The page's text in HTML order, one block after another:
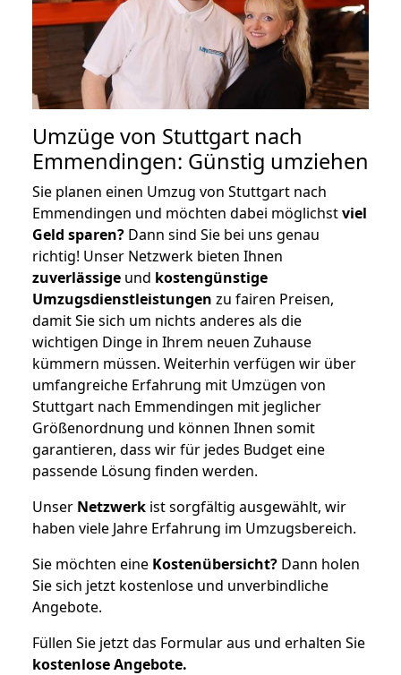
Umzüge von Stuttgart nach
Emmendingen: Günstig umziehen
Sie planen einen Umzug von Stuttgart nach
Emmendingen und möchten dabei möglichstviel
Geld sparen? Dann sind Sie bei uns genau
richtig! Unser Netzwerk bieten Ihnen
zuverlässige und kostengünstige
Umzugsdienstleistungen zu fairen Preisen,
damit Sie sich um nichts anderes als die
wichtigen Dinge in Ihrem neuen Zuhause
kümmern müssen. Weiterhin verfügen wir über
umfangreiche Erfahrung mit Umzügen von
Stuttgart nach Emmendingen mit jeglicher
Größenordnung und können Ihnen somit
garantieren, dass wir für jedes Budget eine
passende Lösung finden werden.
Unser Netzwerk ist sorgfältig ausgewählt, wir
haben viele Jahre Erfahrung im Umzugsbereich.
Sie möchten eine Kostenübersicht? Dann holen
Sie sich jetzt kostenlose und unverbindliche
Angebote.
Füllen Sie jetzt das Formular aus und erhalten Sie
kostenloseAngebote.